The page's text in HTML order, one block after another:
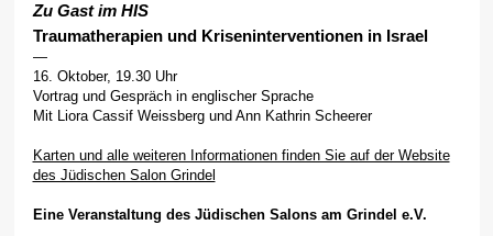
Zu Gast im HIS
Traumatherapien und Kriseninterventionen in Israel
—
16. Oktober, 19.30 Uhr
Vortrag und Gespräch in englischer Sprache
Mit Liora Cassif Weissberg und Ann Kathrin Scheerer
Karten und alle weiteren Informationen finden Sie auf der Website
des Jüdischen Salon Grindel
Eine Veranstaltung des Jüdischen Salons am Grindel e.V.